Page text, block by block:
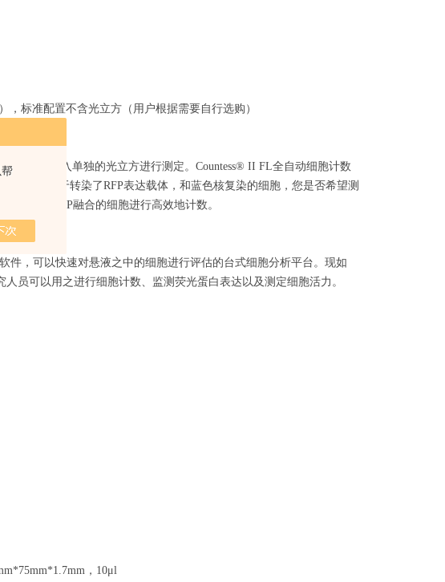
标准配置不含光立方（用户根据需要自行选购）
色通过插入单独的光立方进行测定。Countess® II FL全自动细胞计数
限制。对于转染了RFP表达载体，和蓝色核复染的细胞，您是否希望测
中表达RFP融合的细胞进行高效地计数。
件，可以快速对悬液之中的细胞进行评估的台式细胞分析平台。现如
可以用之进行细胞计数、监测荧光蛋白表达以及测定细胞活力。
，10μl